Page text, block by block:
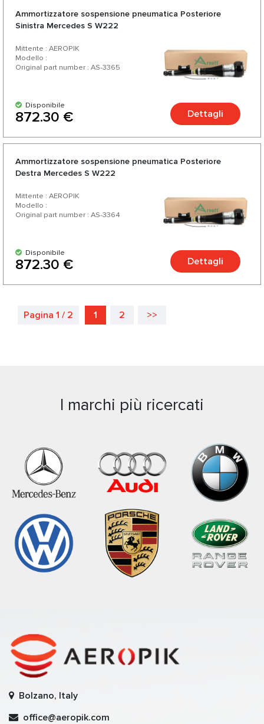
Ammortizzatore sospensione pneumatica Posteriore
Sinistra Mercedes S W222
Mittente : AEROPIK
Modello :
Original part number : AS-3365
Disponibile
872.30 € Dettagli
Ammortizzatore sospensione pneumatica Posteriore
Destra Mercedes S W222
Mittente : AEROPIK
Modello :
Original part number : AS-3364
Disponibile
872.30 € Dettagli
Pagina 1 / 2 1 2 >>
I marchi più ricercati
Bolzano, Italy
office@aeropik.com